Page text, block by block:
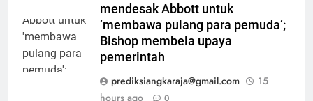
mendesak Abbott untuk
‘membawa pulang para pemuda’;
Bishop membela upaya
pemerintah
prediksiangkaraja@gmail.com
15
hours ago
0